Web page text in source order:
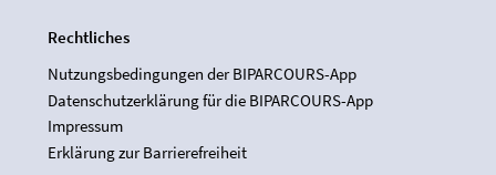
Rechtliches
Nutzungsbedingungen der BIPARCOURS-App
Datenschutzerklärung für die BIPARCOURS-App
Impressum
Erklärung zur Barrierefreiheit